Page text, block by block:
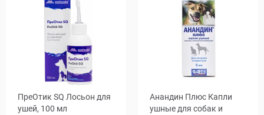
ПреОтик SQ Лосьон для
ушей, 100 мл
Анандин Плюс Капли
ушные для собак и